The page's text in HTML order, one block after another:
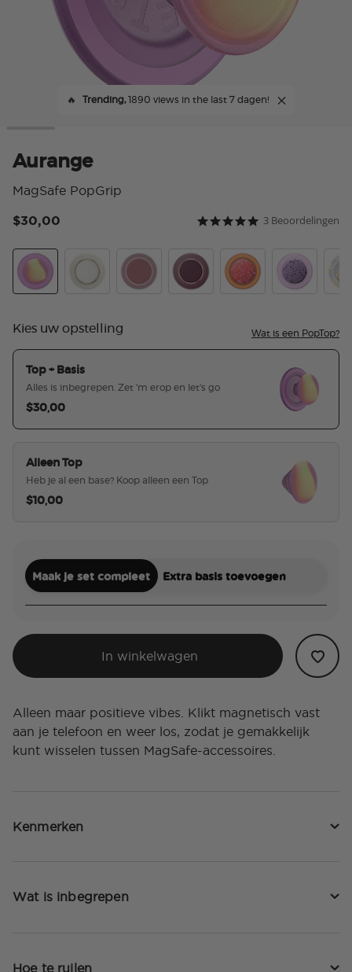
🔥 Trending,1890 views in the last 7 dagen!
Aurange
MagSafe PopGrip
3,2 van 5
5.0 star rating3 Beoordelingen
$30,00
Kies uw opstelling Wat is een PopTop?
Top + Basis
Alles is inbegrepen. Zet 'm erop en let's go
$30,00
Alleen Top
Heb je al een base? Koop alleen een Top
$10,00
Maak je set compleet Extra basis toevoegen
In winkelwagen
Alleen maar positieve vibes. Klikt magnetisch vast
aan je telefoon en weer los, zodat je gemakkelijk
kunt wisselen tussen MagSafe-accessoires.
Kenmerken
Wat is inbegrepen
Hoe te ruilen